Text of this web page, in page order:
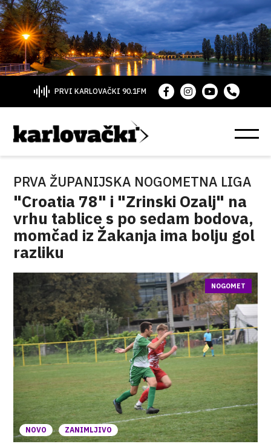
PRVI KARLOVAČKI 90.1FM
PRVA ŽUPANIJSKA NOGOMETNA LIGA
"Croatia 78" i "Zrinski Ozalj" na
vrhu tablice s po sedam bodova,
momčad iz Žakanja ima bolju gol
razliku
NOVO ZANIMLJIVO
NOGOMET